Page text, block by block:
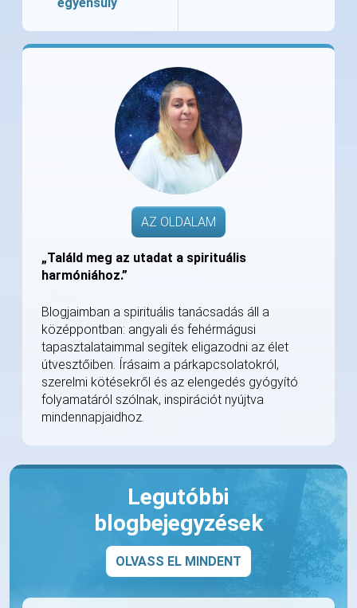
egyensúly
AZ OLDALAM
„Találd meg az utadat a spirituális
harmóniához.”
Blogjaimban a spirituális tanácsadás áll a
középpontban: angyali és fehérmágusi
tapasztalataimmal segítek eligazodni az élet
útvesztőiben. Írásaim a párkapcsolatokról,
szerelmi kötésekről és az elengedés gyógyító
folyamatáról szólnak, inspirációt nyújtva
mindennapjaidhoz.
Legutóbbi
blogbejegyzések
OLVASS EL MINDENT